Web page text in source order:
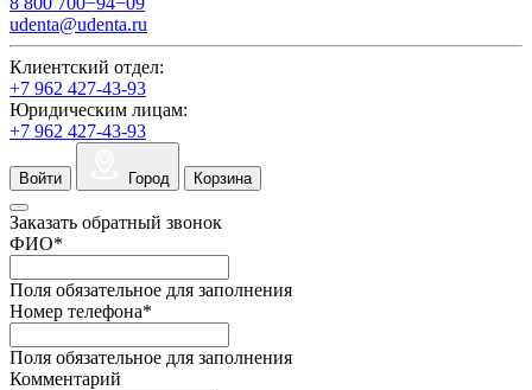
udenta@udenta.ru
Клиентский отдел:
+7 962 427-43-93
Юридическим лицам:
+7 962 427-43-93
Войти Город Корзина
Заказать обратный звонок
ФИО*
Поля обязательное для заполнения
Номер телефона*
Поля обязательное для заполнения
Комментарий